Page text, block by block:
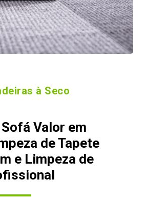
à Seco
Valor em
de Tapete
e Limpeza de